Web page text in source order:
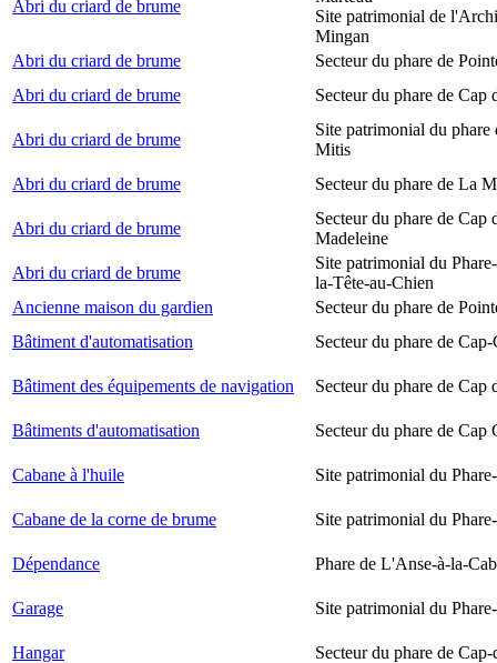
Abri du criard de brume
Site patrimonial de
Mingan
Abri du criard de brume
Secteur du phare de
Abri du criard de brume
Secteur du phare de Cap
Abri du criard de brume
Site patrimonial du phare
Mitis
Abri du criard de brume
Secteur du phare de La
Abri du criard de brume
Secteur du phare de Cap
Madeleine
Abri du criard de brume
Site patrimonial du
la-Tête-au-Chien
Ancienne maison du gardien
Secteur du phare de
Bâtiment d'automatisation
Secteur du phare de Cap-
Bâtiment des équipements de navigation Secteur du phare de Cap
Bâtiments d'automatisation Secteur du phare de Cap
Cabane à l'huile Site patrimonial du
Cabane de la corne de brume Site patrimonial du
Dépendance Phare de L'Anse-à-la-
Garage Site patrimonial du
Hangar Secteur du phare de Cap-